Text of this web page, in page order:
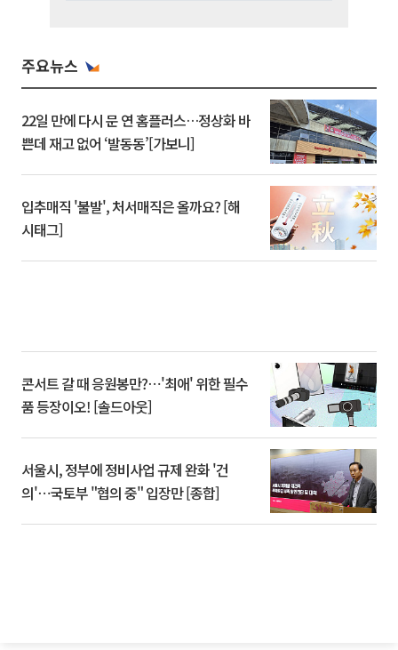
주요뉴스
22일 만에 다시 문 연 홈플러스…정상화 바
쁜데 재고 없어 ‘발동동’[가보니]
입추매직 '불발', 처서매직은 올까요? [해
시태그]
콘서트 갈 때 응원봉만?⋯'최애' 위한 필수
품 등장이오! [솔드아웃]
서울시, 정부에 정비사업 규제 완화 '건
의'⋯국토부 "협의 중" 입장만 [종합]